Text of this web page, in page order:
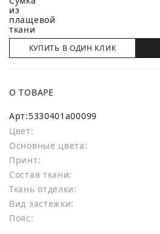
КУПИТЬ В ОДИН КЛИК
О ТОВАРЕ
Арт:5330401a00099
Цвет:
Основные цвета:
Принт:
Состав ткани:
Ткань отделки:
Вид застежки:
Пояс: